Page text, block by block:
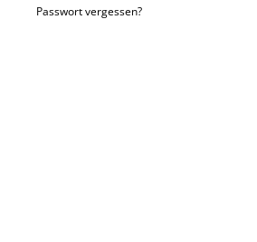
Passwort vergessen?